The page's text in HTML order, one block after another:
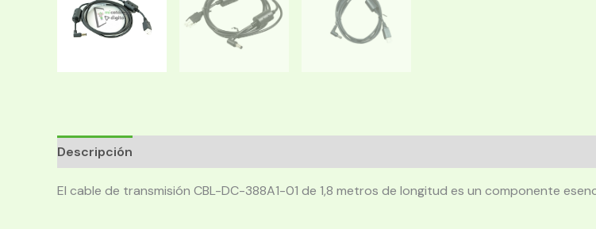
Descripción
El cable de transmisión CBL-DC-388A1-01 de 1,8 metros de longitud es un componente